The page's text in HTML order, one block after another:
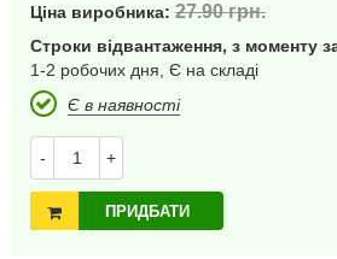
Ціна виробника: 27.90грн.
Строки відвантаження, з моменту
1-2 робочих дня, Є на складі
Є в наявності
- +
ПРИДБАТИ